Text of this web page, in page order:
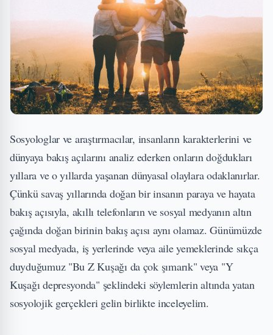
Sosyologlar ve araştırmacılar, insanların karakterlerini ve
dünyaya bakış açılarını analiz ederken onların doğdukları
yıllara ve o yıllarda yaşanan dünyasal olaylara odaklanırlar.
Çünkü savaş yıllarında doğan bir insanın paraya ve hayata
bakış açısıyla, akıllı telefonların ve sosyal medyanın altın
çağında doğan birinin bakış açısı aynı olamaz. Günümüzde
sosyal medyada, iş yerlerinde veya aile yemeklerinde sıkça
duyduğumuz "Bu Z Kuşağı da çok şımarık" veya "Y
Kuşağı depresyonda" şeklindeki söylemlerin altında yatan
sosyolojik gerçekleri gelin birlikte inceleyelim.